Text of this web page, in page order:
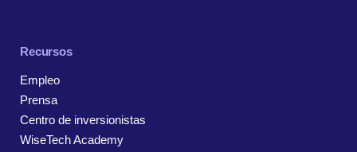
Recursos
Empleo
Prensa
Centro de inversionistas
WiseTech Academy